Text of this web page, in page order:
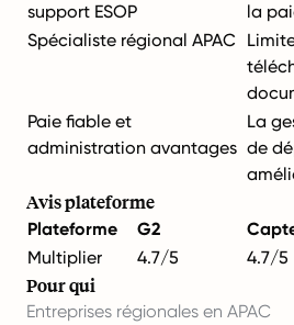
support ESOP
la
Spécialiste régional APAC
Paie fiable et
administration avantages
La
de
Avis plateforme
Plateforme G2
Multiplier
4.7/5 4.7/5
Pour qui
Entreprises régionales en APAC